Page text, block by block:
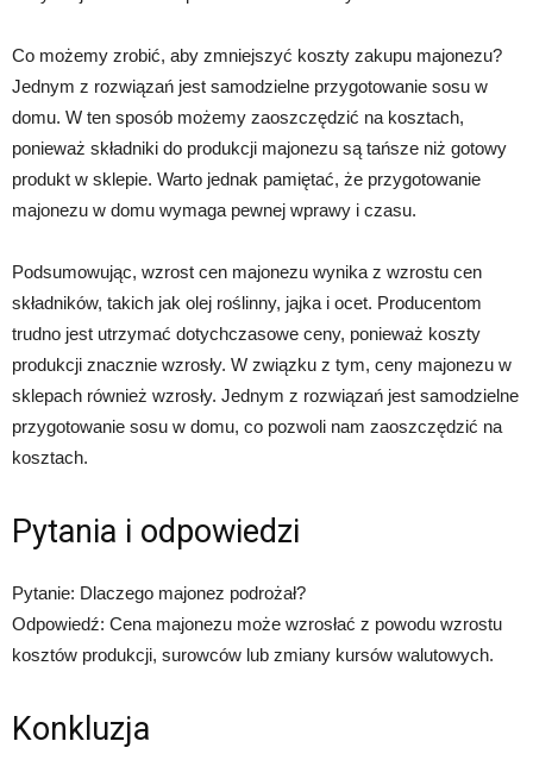
Co możemy zrobić, aby zmniejszyć koszty zakupu majonezu?
Jednym z rozwiązań jest samodzielne przygotowanie sosu w
domu. W ten sposób możemy zaoszczędzić na kosztach,
ponieważ składniki do produkcji majonezu są tańsze niż gotowy
produkt w sklepie. Warto jednak pamiętać, że przygotowanie
majonezu w domu wymaga pewnej wprawy i czasu.
Podsumowując, wzrost cen majonezu wynika z wzrostu cen
składników, takich jak olej roślinny, jajka i ocet. Producentom
trudno jest utrzymać dotychczasowe ceny, ponieważ koszty
produkcji znacznie wzrosły. W związku z tym, ceny majonezu w
sklepach również wzrosły. Jednym z rozwiązań jest samodzielne
przygotowanie sosu w domu, co pozwoli nam zaoszczędzić na
kosztach.
Pytania i odpowiedzi
Pytanie: Dlaczego majonez podrożał?
Odpowiedź: Cena majonezu może wzrosłać z powodu wzrostu
kosztów produkcji, surowców lub zmiany kursów walutowych.
Konkluzja